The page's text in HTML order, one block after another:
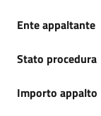
Ente appaltante
Stato procedura
Importo appalto